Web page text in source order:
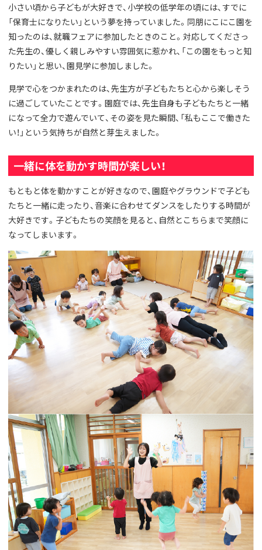
小さい頃から子どもが大好きで、小学校の低学年の頃には、すでに
「保育士になりたい」という夢を持っていました。同朋にこにこ園を
知ったのは、就職フェアに参加したときのこと。対応してくださっ
た先生の、優しく親しみやすい雰囲気に惹かれ、「この園をもっと知
りたい」と思い、園見学に参加しました。
見学で心をつかまれたのは、先生方が子どもたちと心から楽しそう
に過ごしていたことです。園庭では、先生自身も子どもたちと一緒
になって全力で遊んでいて、その姿を見た瞬間、「私もここで働きた
い！」という気持ちが自然と芽生えました。
一緒に体を動かす時間が楽しい！
もともと体を動かすことが好きなので、園庭やグラウンドで子ども
たちと一緒に走ったり、音楽に合わせてダンスをしたりする時間が
大好きです。子どもたちの笑顔を見ると、自然とこちらまで笑顔に
なってしまいます。